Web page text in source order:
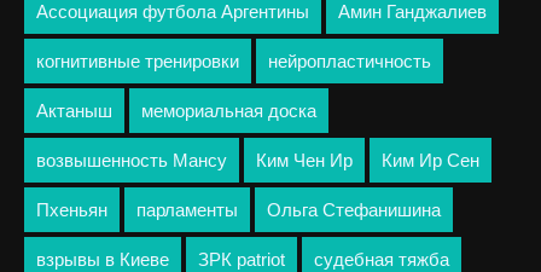
Ассоциация футбола Аргентины Амин Ганджалиев
когнитивные тренировки нейропластичность
Актаныш мемориальная доска
возвышенность Мансу Ким Чен Ир Ким Ир Сен
Пхеньян парламенты Ольга Стефанишина
взрывы в Киеве ЗРК patriot судебная тяжба